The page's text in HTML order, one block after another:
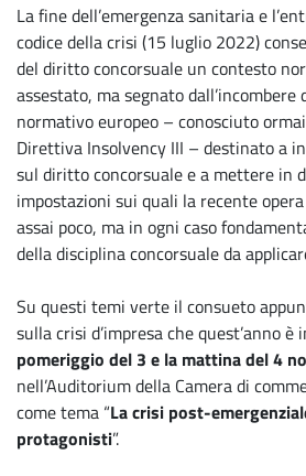
La fine dell’emergenza sanitaria e
codice della crisi (15 luglio 2022)
del diritto concorsuale un contesto
assestato, ma segnato
normativo europeo – conosciuto
Direttiva Insolvency III – destinato a
sul diritto concorsuale e a mettere in
impostazioni sui quali la recente
assai poco, ma in ogni caso
della disciplina concorsuale da
Su questi temi verte il consueto
sulla crisi d’impresa che quest’anno è
pomeriggio del 3 e la mattina del 4
nell’Auditorium della Camera di
come tema “La crisi post-
protagonisti”.